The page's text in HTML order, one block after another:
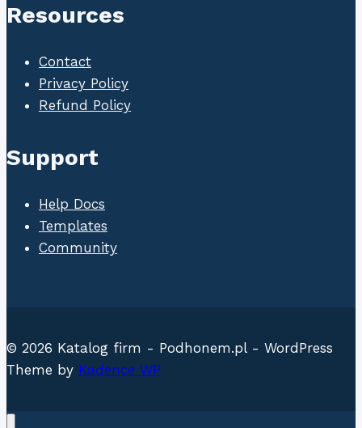
Resources
Contact
Privacy Policy
Refund Policy
Support
Help Docs
Templates
Community
© 2026 Katalog firm - Podhonem.pl - WordPress
Theme by Kadence WP